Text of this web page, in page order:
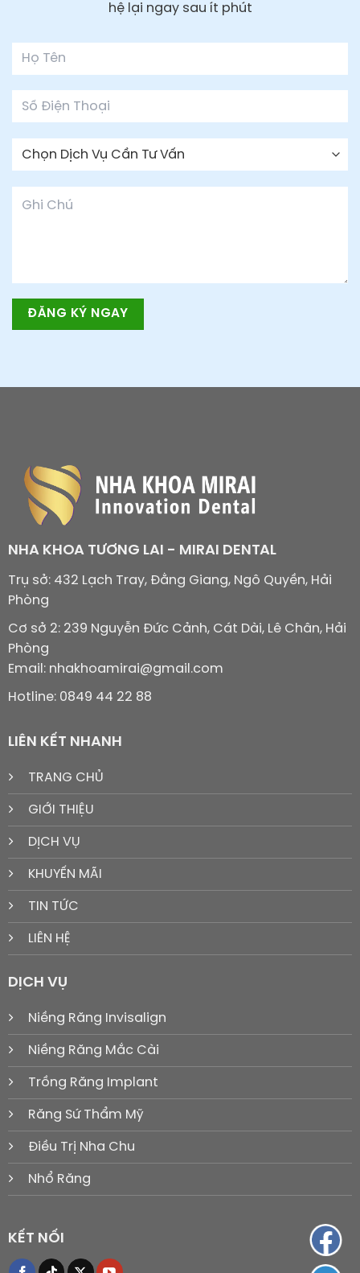
hệ lại ngay sau ít phút
NHA KHOA TƯƠNG LAI - MIRAI DENTAL
Trụ sở: 432 Lạch Tray, Đằng Giang, Ngô Quyền, Hải
Phòng
Cơ sở 2: 239 Nguyễn Đức Cảnh, Cát Dài, Lê Chân, Hải
Phòng
Email: nhakhoamirai@gmail.com
Hotline: 0849 44 22 88
LIÊN KẾT NHANH
TRANG CHỦ
GIỚI THIỆU
DỊCH VỤ
KHUYẾN MÃI
TIN TỨC
LIÊN HỆ
DỊCH VỤ
Niềng Răng Invisalign
Niềng Răng Mắc Cài
Trồng Răng Implant
Răng Sứ Thẩm Mỹ
Điều Trị Nha Chu
Nhổ Răng
KẾT NỐI